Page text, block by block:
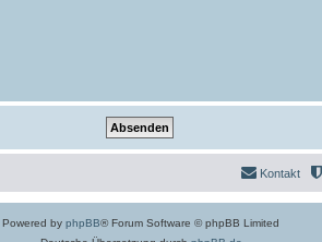
Kontakt
Powered by phpBB® Forum Software © phpBB Limited